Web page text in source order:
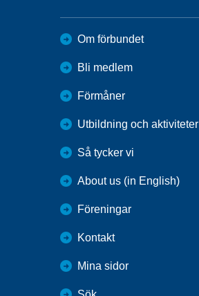
Om förbundet
Bli medlem
Förmåner
Utbildning och aktiviteter
Så tycker vi
About us (in English)
Föreningar
Kontakt
Mina sidor